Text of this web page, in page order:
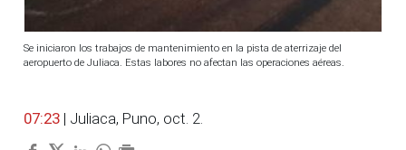
Se iniciaron los trabajos de mantenimiento en la pista de aterrizaje del
aeropuerto de Juliaca. Estas labores no afectan las operaciones aéreas.
07:23 | Juliaca, Puno, oct. 2.